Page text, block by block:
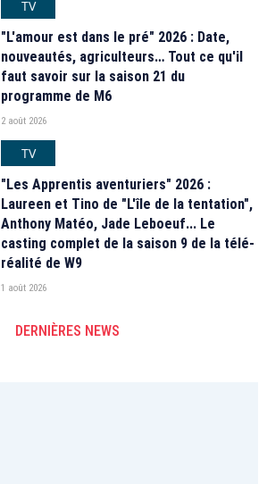
TV
"L'amour est dans le pré" 2026 : Date,
nouveautés, agriculteurs… Tout ce qu'il
faut savoir sur la saison 21 du
programme de M6
2 août 2026
TV
"Les Apprentis aventuriers" 2026 :
Laureen et Tino de "L'île de la tentation",
Anthony Matéo, Jade Leboeuf... Le
casting complet de la saison 9 de la télé-
réalité de W9
1 août 2026
DERNIÈRES NEWS